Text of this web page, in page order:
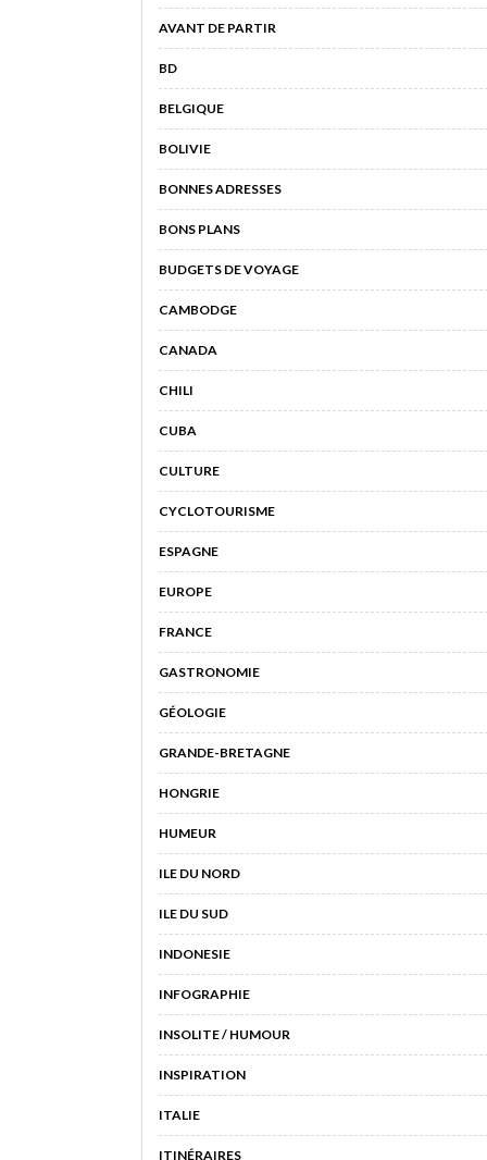
AVANT DE PARTIR
BD
BELGIQUE
BOLIVIE
BONNES ADRESSES
BONS PLANS
BUDGETS DE VOYAGE
CAMBODGE
CANADA
CHILI
CUBA
CULTURE
CYCLOTOURISME
ESPAGNE
EUROPE
FRANCE
GASTRONOMIE
GÉOLOGIE
GRANDE-BRETAGNE
HONGRIE
HUMEUR
ILE DU NORD
ILE DU SUD
INDONESIE
INFOGRAPHIE
INSOLITE / HUMOUR
INSPIRATION
ITALIE
ITINÉRAIRES